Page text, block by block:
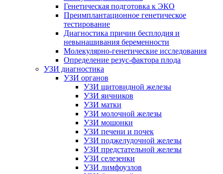
Генетическая подготовка к ЭКО
Преимплантационное генетическое
тестирование
Диагностика причин бесплодия и
невынашивания беременности
Молекулярно-генетические исследования
Определение резус-фактора плода
УЗИ диагностика
УЗИ органов
УЗИ щитовидной железы
УЗИ яичников
УЗИ матки
УЗИ молочной железы
УЗИ мошонки
УЗИ печени и почек
УЗИ поджелудочной железы
УЗИ предстательной железы
УЗИ селезенки
УЗИ лимфоузлов